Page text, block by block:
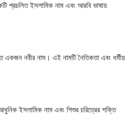
প্রচলিত ইসলামিক নাম এবং আরবি ভাষায়
একজন নবীর নাম। এই নামটি নৈতিকতা এবং ধর্মীয়
ইসলামিক নাম এবং শিশুর চরিত্রের শক্তি